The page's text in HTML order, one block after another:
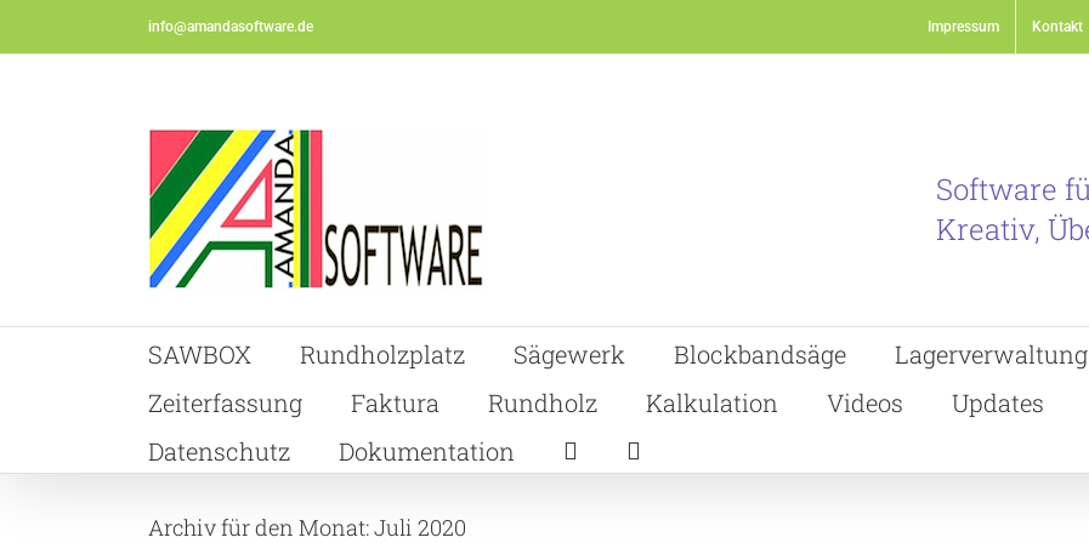
to
info@amandasoftware.de Impressum Kontakt
Software
Kreativ,
SAWBOX Rundholzplatz Sägewerk Blockbandsäge Lagerverwaltung
Zeiterfassung
Faktura Rundholz Kalkulation Videos Updates
Datenschutz
Dokumentation
Archiv für den Monat:Juli 2020